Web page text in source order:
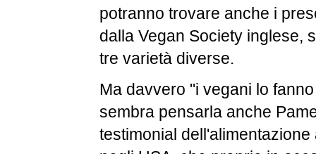
potranno trovare anche i
dalla Vegan Society inglese,
tre varietà diverse.
Ma davvero "i vegani lo
sembra pensarla anche
testimonial